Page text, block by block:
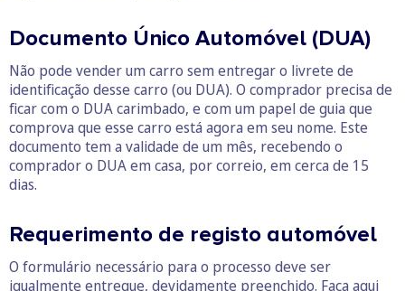
Documento Único Automóvel (DUA)
Não pode vender um carro sem entregar o livrete de
identificação desse carro (ou DUA). O comprador precisa de
ficar com o DUA carimbado, e com um papel de guia que
comprova que esse carro está agora em seu nome. Este
documento tem a validade de um mês, recebendo o
comprador o DUA em casa, por correio, em cerca de 15
dias.
Requerimento de registo automóvel
O formulário necessário para o processo deve ser
igualmente entregue, devidamente preenchido. Faça aqui